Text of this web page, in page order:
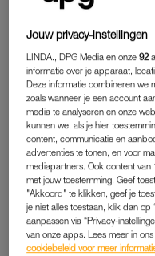
Nederlandse
de mondkapjesaffaire.
De verdenking tegen het
Alliantie (SHA) is
In februari maakte het
onderzoek was gestart
SHA. Een van hen was
het onderzoek was de
2021 deed.
Jouw privacy-instellingen
LINDA., DPG Media en onze92
informatie over je apparaat,
Deze informatie combineren we
zoals wanneer je een account
media te analyseren en onze
kunnen we, als je hier
content, communicatie en
advertenties te tonen, en voor
mediapartners. Ook content
met jouw toestemming. Geef
"Akkoord" te klikken, geef je
je niet alles toestaan, klik dan op
aanpassen via “Privacy-
van onze apps. Lees meer in
cookiebeleid voor meer